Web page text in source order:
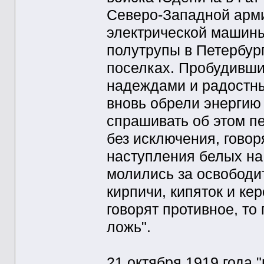
Северо-Западной
электрической
полутрупы в
поселках.
надеждами и
вновь обрели
спрашивать об этом
без исключения,
наступления белых
молились за
кирпичи, кипяток и
говорят противное,
ложь".